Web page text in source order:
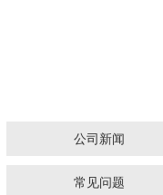
公司新闻
常见问题